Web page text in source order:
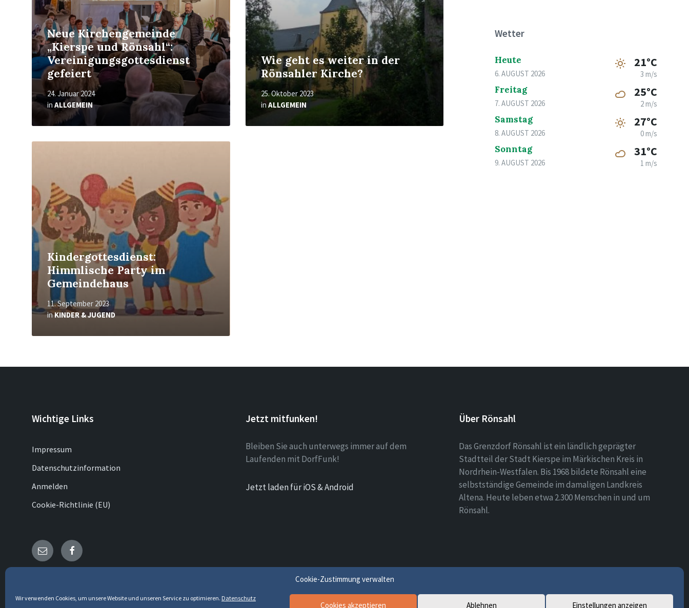
Cookie-Zustimmung verwalten
Wir verwenden Cookies, um unsere Website und unseren Service zu optimieren. Datenschutz
Cookies akzeptieren Ablehnen Einstellungen anzeigen
Neue Kirchengemeinde
„Kierspe und Rönsahl“:
Vereinigungsgottesdienst
gefeiert
24. Januar 2024
in ALLGEMEIN
Wie geht es weiter in der
Rönsahler Kirche?
25. Oktober 2023
in ALLGEMEIN
Kindergottesdienst:
Himmlische Party im
Gemeindehaus
11. September 2023
inKINDER & JUGEND
Mehr
Wetter
Heute
6. AUGUST 2026
21°C
3 m/s
Freitag
7. AUGUST 2026
25°C
2 m/s
Samstag
8. AUGUST 2026
27°C
0 m/s
Sonntag
9. AUGUST 2026
31°C
1 m/s
Wichtige Links
Impressum
Datenschutzinformation
Anmelden
Cookie-Richtlinie (EU)
Jetzt mitfunken!
Bleiben Sie auch unterwegs immer auf dem
Laufenden mit DorfFunk!
Jetzt laden für iOS & Android
Über Rönsahl
Das Grenzdorf Rönsahl ist ein ländlich geprägter
Stadtteil der Stadt Kierspe im Märkischen Kreis in
Nordrhein-Westfalen. Bis 1968 bildete Rönsahl eine
selbstständige Gemeinde im damaligen Landkreis
Altena. Heute leben etwa 2.300 Menschen in und um
Rönsahl.
E- Facebook